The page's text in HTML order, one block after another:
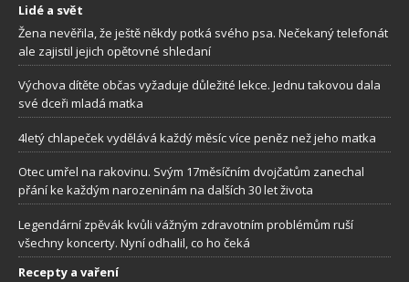
Lidé a svět
Žena nevěřila, že ještě někdy potká svého psa. Nečekaný telefonát
ale zajistil jejich opětovné shledaní
Výchova dítěte občas vyžaduje důležité lekce. Jednu takovou dala
své dceři mladá matka
4letý chlapeček vydělává každý měsíc více peněz než jeho matka
Otec umřel na rakovinu. Svým 17měsíčním dvojčatům zanechal
přání ke každým narozeninám na dalších 30 let života
Legendární zpěvák kvůli vážným zdravotním problémům ruší
všechny koncerty. Nyní odhalil, co ho čeká
Recepty a vaření